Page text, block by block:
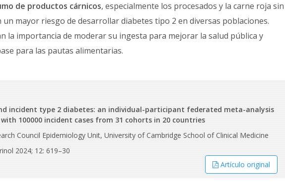
de productos cárnicos, especialmente los procesados y la carne roja sin
un mayor riesgo de desarrollar diabetes tipo 2 en diversas poblaciones.
la importancia de moderar su ingesta para mejorar la salud pública y
para las pautas alimentarias.
incident type 2 diabetes: an individual-participant federated meta-analysis
100000 incident cases from 31 cohorts in 20 countries
Council Epidemiology Unit, University of Cambridge School of Clinical Medicine
2024; 12: 619–30
Artículo original